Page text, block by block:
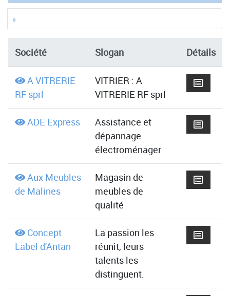
»
Société Slogan Détails
A VITRERIE
RF sprl
VITRIER : A
VITRERIE RF sprl
ADE Express
Assistance et
dépannage
électroménager
Aux Meubles
de Malines
Magasin de
meubles de
qualité
Concept
Label d'Antan
La passion les
réunit, leurs
talents les
distinguent.